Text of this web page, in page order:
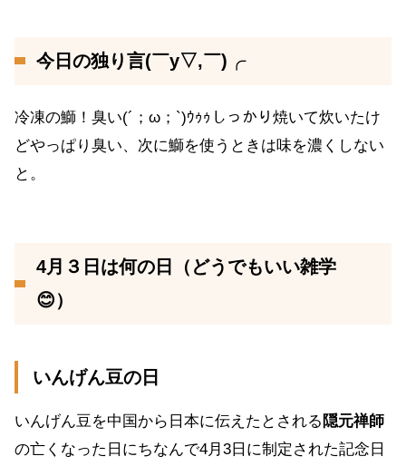
今日の独り言(￣y▽,￣)╭
冷凍の鰤！臭い(´；ω；`)ｳｩｩしっかり焼いて炊いたけ
どやっぱり臭い、次に鰤を使うときは味を濃くしない
と。
4月３日は何の日（どうでもいい雑学
😊）
いんげん豆の日
いんげん豆を中国から日本に伝えたとされる 隠元禅師
の亡くなった日にちなんで4月3日に制定された記念日